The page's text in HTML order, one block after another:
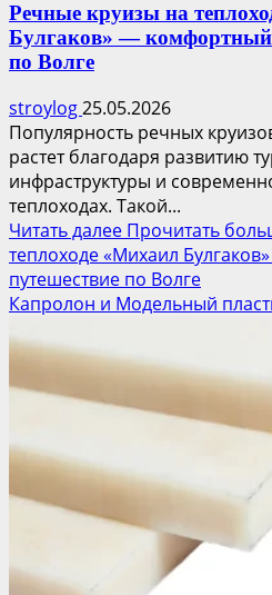
Речные круизы на
Булгаков» — комфортный
по Волге
stroylog25.05.2026
Популярность речных
растет благодаря развитию
инфраструктуры и
теплоходах. Такой...
Читать далее Прочитать
теплоходе «Михаил
путешествие по Волге
Капролон и Модельный